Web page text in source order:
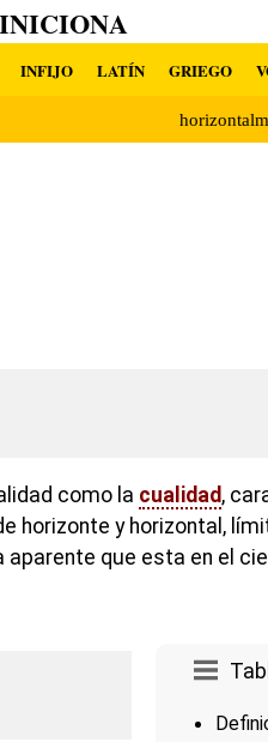
INFIJO LATÍN GRIEGO
como la cualidad ,
horizonte y horizontal,
que esta en el